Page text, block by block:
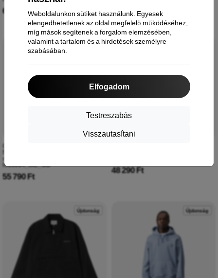
Weboldalunkon sütiket használunk. Egyesek
elengedhetetlenek az oldal megfelelő működéséhez,
míg mások segítenek a forgalom elemzésében,
valamint a tartalom és a hirdetések személyre
szabásában.
Elfogadom
Testreszabás
Visszautasítani
66 990 Ft 55 790 Ft
Újdonság
Carhartt WIP férfi kapucnis dzseki
Nelson, lágy zöld, kész
ruhadarabként festett
I033064_3IE_GD
55 790 Ft
48 290 Ft
Újdonság Újdonság